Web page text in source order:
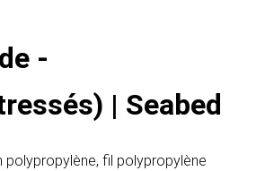
-
| Seabed
polypropylène, fil polypropylène